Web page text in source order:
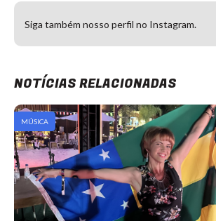
Siga também nosso perfil no Instagram.
NOTÍCIAS RELACIONADAS
MÚSICA